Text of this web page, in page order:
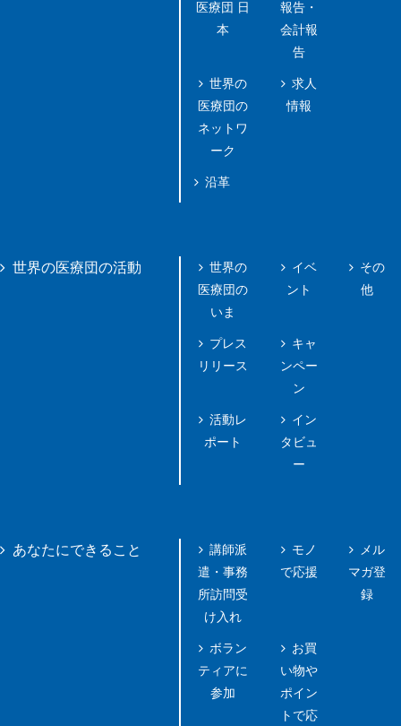
医療団 日
本
世界の
医療団の
ネットワ
ーク
沿革
報告・
会計報
告
求人
情報
世界の医療団の活動
世界の
医療団の
いま
プレス
リリース
活動レ
ポート
イベ
ント
キャ
ンペー
ン
イン
タビュ
ー
その
他
あなたにできること
講師派
遣・事務
所訪問受
け入れ
ボラン
ティアに
参加
モノ
で応援
お買
い物や
ポイン
トで応
メル
マガ登
録